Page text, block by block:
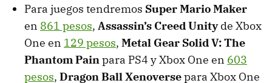
Para juegos tendremos Super Mario Maker
en 861 pesos, Assassin’s Creed Unityde Xbox
One en 129 pesos, Metal Gear Solid V: The
Phantom Painpara PS4 y Xbox One en 603
pesos, Dragon Ball Xenoversepara Xbox One